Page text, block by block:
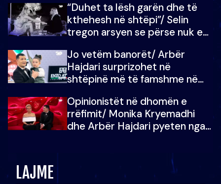
“Duhet ta lësh garën dhe të
kthehesh në shtëpi”/ Selin
tregon arsyen se përse nuk e
çoja luftën time deri në fund
Jo vetëm banorët/ Arbër
Hajdari surprizohet në
shtëpinë më të famshme në
vajzën e tij
Opinionistët në dhomën e
rrëfimit/ Monika Kryemadhi
dhe Arbër Hajdari pyeten nga
LAJME